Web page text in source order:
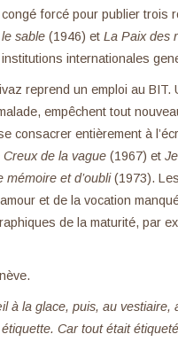
congé forcé pour publier trois
le sable (1946) et La Paix des
institutions internationales
reprend un emploi au
empêchent tout
consacrer entièrement à
Creux de la vague (1967) et
mémoire et d’oubli(1973).
et de la vocation
de la maturité, par
à la glace, puis, au
Car tout était